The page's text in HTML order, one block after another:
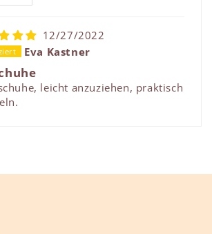
12/27/2022
Eva Kastner
leicht anzuziehen, praktisch